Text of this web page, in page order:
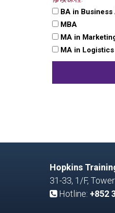
BA in Business
MBA
MA in
MA in
Hopkins
31-33, 1/F,
Hotline: +852